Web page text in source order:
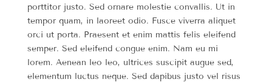
porttitor justo. Sed ornare molestie convallis. Ut in
tempor quam, in laoreet odio. Fusce viverra aliquet
orci ut porta. Praesent et enim mattis felis eleifend
semper. Sed eleifend congue enim. Nam eu mi
lorem. Aenean leo leo, ultrices suscipit augue sed,
elementum luctus neque. Sed dapibus justo vel risus